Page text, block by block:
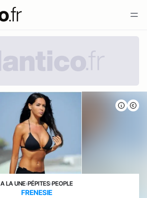
A LA UNE›PÉPITES›PEOPLE
FRENESIE